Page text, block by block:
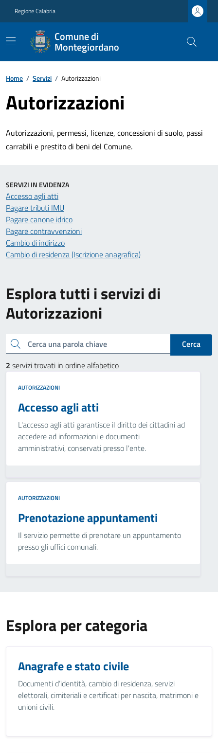
Regione Calabria
Comune di
Montegiordano
Home / Servizi / Autorizzazioni
Autorizzazioni
Autorizzazioni, permessi, licenze, concessioni di suolo, passi
carrabili e prestito di beni del Comune.
Esplora tutti i servizi di
Autorizzazioni
Cerca una parola chiave
Cerca
2 servizi trovati in ordine alfabetico
AUTORIZZAZIONI
Accesso agli atti
L'accesso agli atti garantisce il diritto dei cittadini ad
accedere ad informazioni e documenti
amministrativi, conservati presso l'ente.
AUTORIZZAZIONI
Prenotazione appuntamenti
Il servizio permette di prenotare un appuntamento
presso gli uffici comunali.
SERVIZI IN EVIDENZA
Accesso agli atti
Pagare tributi IMU
Pagare canone idrico
Pagare contravvenzioni
Cambio di indirizzo
Cambio di residenza (Iscrizione anagrafica)
Esplora per categoria
Anagrafe e stato civile
Documenti d’identità, cambio di residenza, servizi
elettorali, cimiteriali e certificati per nascita, matrimoni e
unioni civili.